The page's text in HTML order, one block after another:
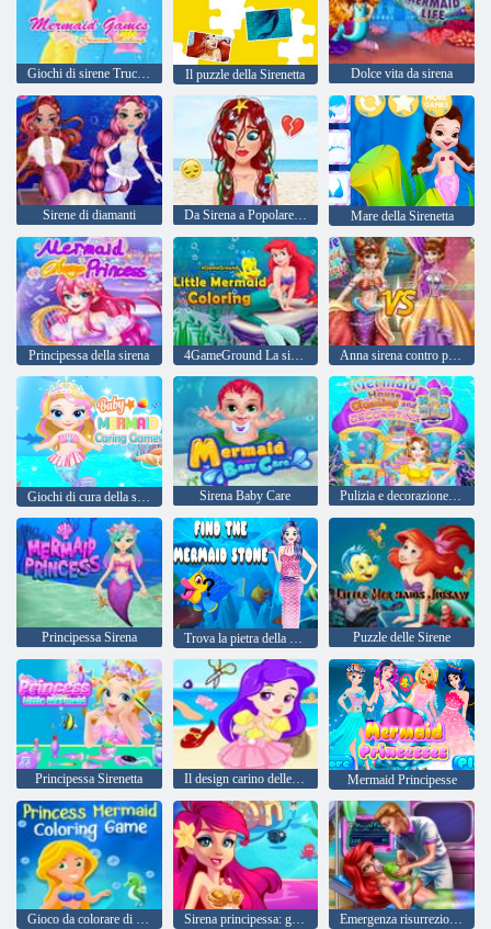
Il puzzle della Sirenetta Dolce vita da sirena
Sirene di diamanti Da Sirena a Popolare Girl Makeover Mare della Sirenetta
Principessa della sirena 4GameGround La sirenetta da colorare Anna sirena contro principessa
Giochi di cura della sirenetta Sirena Baby Care Pulizia e decorazione della casa del mare della sirena
Principessa Sirena Trova la pietra della sirena Puzzle delle Sirene
Principessa Sirenetta Il design carino delle scarpe da sirena Mermaid Principesse
Gioco da colorare di principessa sirena Sirena principessa: giochi subacquei Emergenza risurrezione sirena